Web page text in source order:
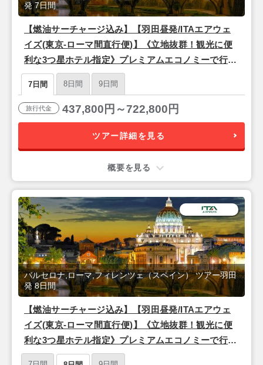
【燃油サーチャージ込み】【羽田昼発/ITAエアウェ
イズ(東京-ローマ間直行便)】《立地抜群！観光に便
利な3つ星ホテル指定》プレミアムエコノミーで行く
♪ ・―★永遠の都「ローマ」×ルネサンスの中心地
「フィレンツェ」×情熱の街「バルセロナ」★―・7
日間
発 7日間
7日間 8日間 9日間
旅行代金 437,800円～722,800円
ツアー詳細を見る
概要を見る
【燃油サーチャージ込み】【羽田昼発/ITAエアウェ
イズ(東京-ローマ間直行便)】《立地抜群！観光に便
利な3つ星ホテル指定》プレミアムエコノミーで行く
♪ ・―★永遠の都「ローマ」×ルネサンスの中心地
バルセロナ,ローマ,フィレンツェ（スペイン） ツアー羽田
発 8日間